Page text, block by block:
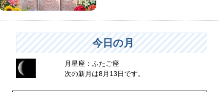
今日の月
月星座：ふたご座
次の新月は8月13日です。